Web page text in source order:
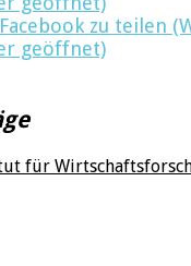
zu teilen
geöffnet)
für